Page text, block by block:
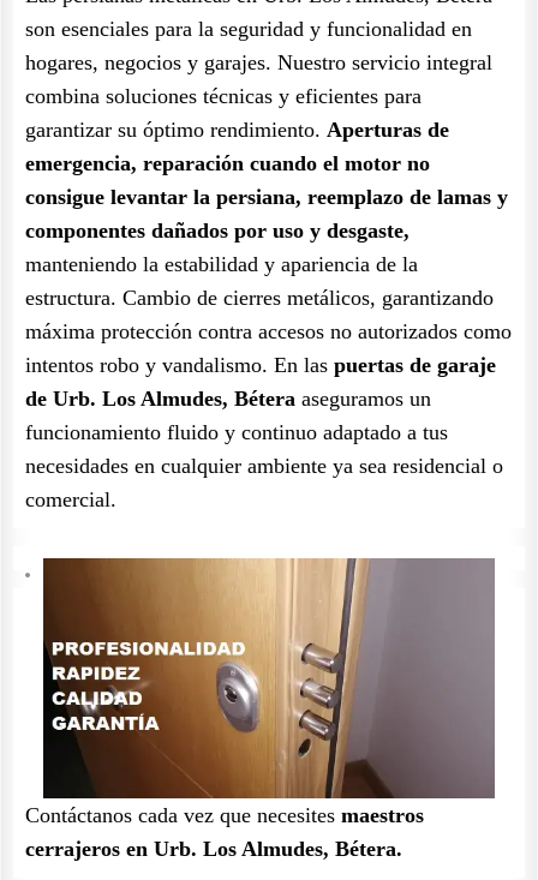
son esenciales para la seguridad y funcionalidad en
hogares, negocios y garajes. Nuestro servicio integral
combina soluciones técnicas y eficientes para
garantizar su óptimo rendimiento. Aperturas de
emergencia, reparación cuando el motor no
consigue levantar la persiana, reemplazo de lamas y
componentes dañados por uso y desgaste,
manteniendo la estabilidad y apariencia de la
estructura. Cambio de cierres metálicos, garantizando
máxima protección contra accesos no autorizados como
intentos robo y vandalismo. En las puertas de garaje
de Urb. Los Almudes, Bétera aseguramos un
funcionamiento fluido y continuo adaptado a tus
necesidades en cualquier ambiente ya sea residencial o
comercial.
Contáctanos cada vez que necesites maestros
cerrajeros en Urb. Los Almudes, Bétera.